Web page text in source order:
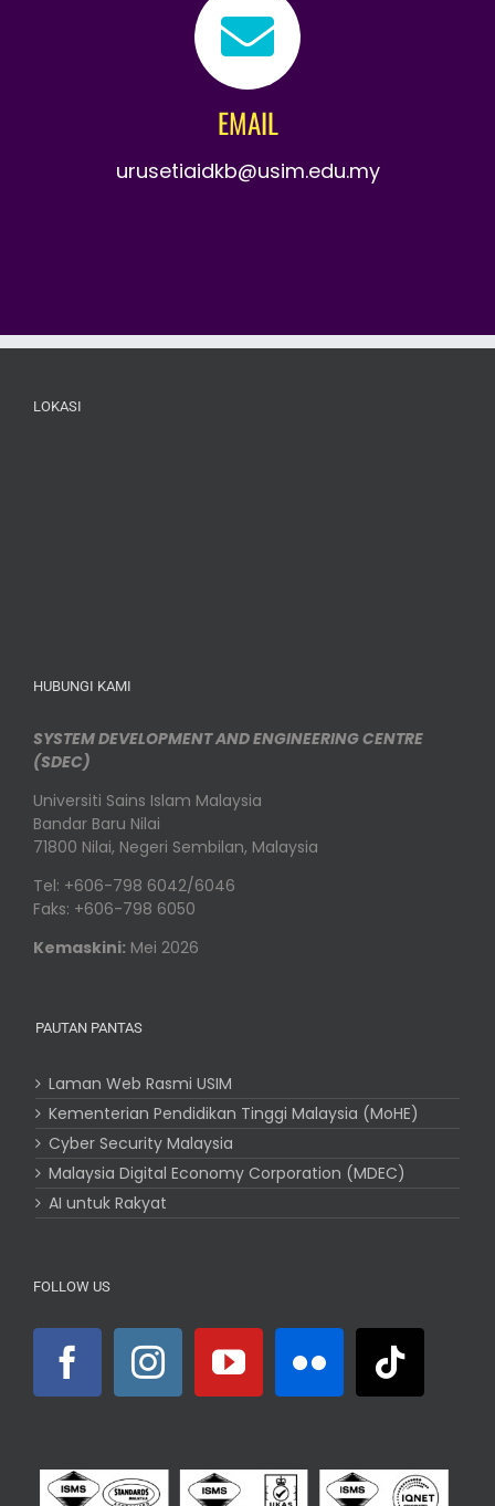
EMAIL
urusetiaidkb@usim.edu.my
LOKASI
HUBUNGI KAMI
SYSTEM DEVELOPMENT AND ENGINEERING CENTRE
(SDEC)
Universiti Sains Islam Malaysia
Bandar Baru Nilai
71800 Nilai, Negeri Sembilan, Malaysia
Tel: +606-798 6042/6046
Faks: +606-798 6050
Kemaskini: Mei 2026
PAUTAN PANTAS
Laman Web Rasmi USIM
Kementerian Pendidikan Tinggi Malaysia (MoHE)
Cyber Security Malaysia
Malaysia Digital Economy Corporation (MDEC)
AI untuk Rakyat
FOLLOW US